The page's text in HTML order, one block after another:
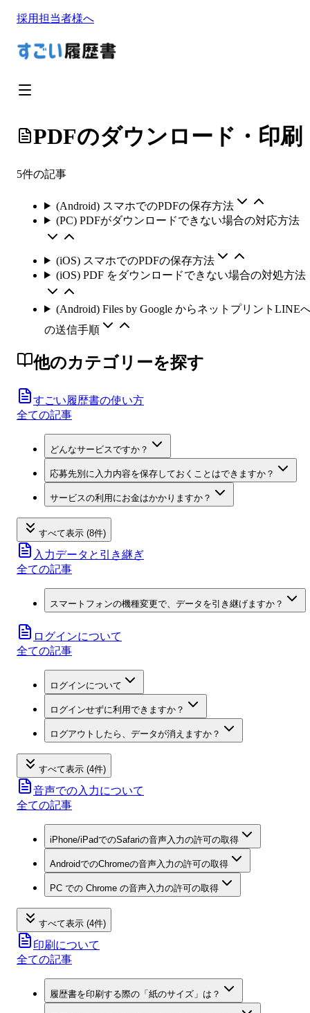
採用担当者様へ
PDFのダウンロード・印刷
5件の記事
(Android) スマホでのPDFの保存方法
(PC) PDFがダウンロードできない場合の対応方法
(iOS) スマホでのPDFの保存方法
(iOS) PDF をダウンロードできない場合の対処方法
(Android) Files by Google からネットプリントLINE
の送信手順
他のカテゴリーを探す
すごい履歴書の使い方
全ての記事
どんなサービスですか？
応募先別に入力内容を保存しておくことはできますか？
サービスの利用にお金はかかりますか？
すべて表示 (8件)
入力データと引き継ぎ
全ての記事
スマートフォンの機種変更で、データを引き継げますか？
ログインについて
全ての記事
ログインについて
ログインせずに利用できますか？
ログアウトしたら、データが消えますか？
すべて表示 (4件)
音声での入力について
全ての記事
iPhone/iPadでのSafariの音声入力の許可の取得
AndroidでのChromeの音声入力の許可の取得
PC での Chrome の音声入力の許可の取得
すべて表示 (4件)
印刷について
全ての記事
履歴書を印刷する際の「紙のサイズ」は？